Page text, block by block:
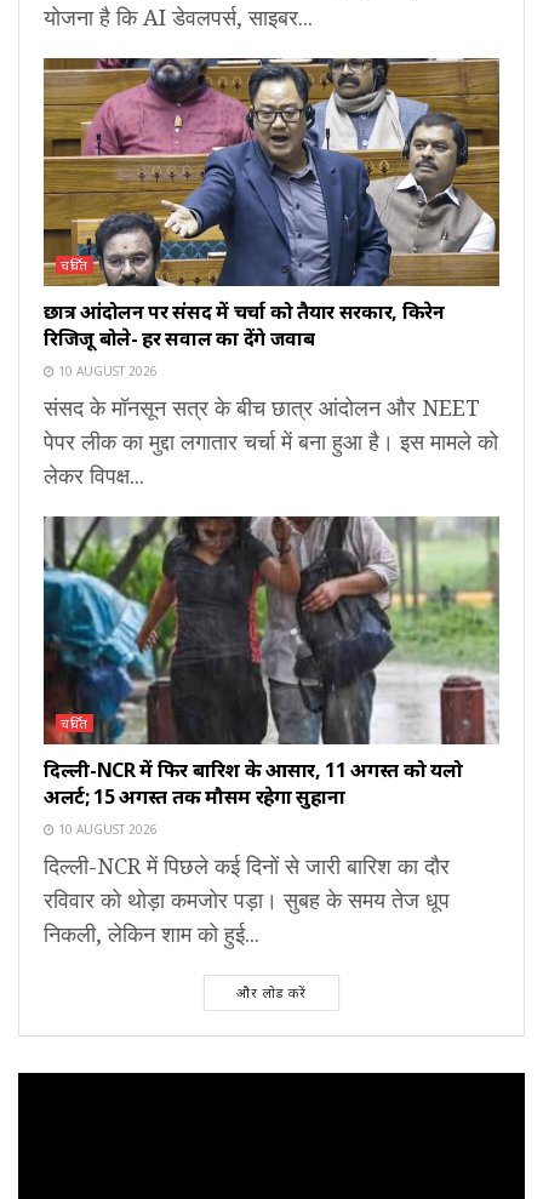
योजना है कि AI डेवलपर्स, साइबर...
चर्चित
छात्र आंदोलन पर संसद में चर्चा को तैयार सरकार, किरेन
रिजिजू बोले- हर सवाल का देंगे जवाब
10 AUGUST 2026
संसद के मॉनसून सत्र के बीच छात्र आंदोलन और NEET
पेपर लीक का मुद्दा लगातार चर्चा में बना हुआ है। इस मामले को
लेकर विपक्ष...
चर्चित
दिल्ली-NCR में फिर बारिश के आसार, 11 अगस्त को यलो
अलर्ट; 15 अगस्त तक मौसम रहेगा सुहाना
10 AUGUST 2026
दिल्ली-NCR में पिछले कई दिनों से जारी बारिश का दौर
रविवार को थोड़ा कमजोर पड़ा। सुबह के समय तेज धूप
निकली, लेकिन शाम को हुई...
और लोड करें